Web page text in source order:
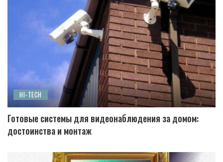
HI-TECH
Готовые системы для видеонаблюдения за домом:
достоинства и монтаж